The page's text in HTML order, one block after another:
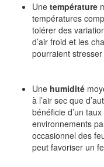
Une température
températures
tolérer des
d’air froid et les
pourraient
Une humidité
à l’air sec que
bénéficie d’un
environnements
occasionnel des
peut favoriser un